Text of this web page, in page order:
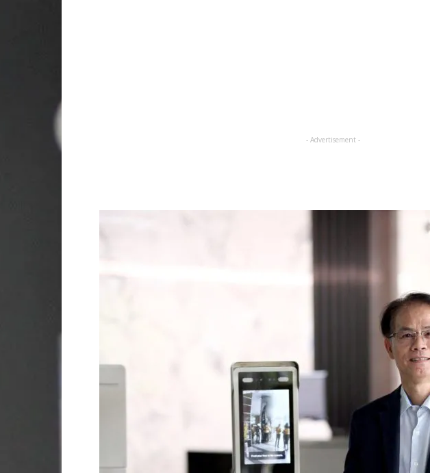
- Advertisement -